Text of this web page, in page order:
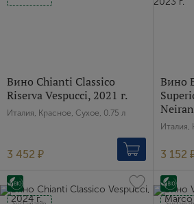
Вино Chianti Classico
Riserva Vespucci, 2021 г.
Италия, Красное, Сухое, 0.75 л
3 452 ₽
Вино
Италия,
3 152